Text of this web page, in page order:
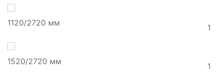
1120/2720 мм 1
1520/2720 мм 1